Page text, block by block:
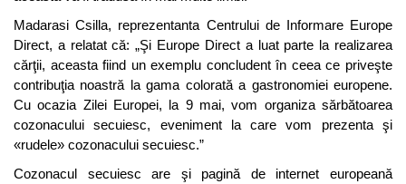
Madarasi Csilla, reprezentanta Centrului de Informare Europe
Direct, a relatat că: „Şi Europe Direct a luat parte la realizarea
cărţii, aceasta fiind un exemplu concludent în ceea ce priveşte
contribuţia noastră la gama colorată a gastronomiei europene.
Cu ocazia Zilei Europei, la 9 mai, vom organiza sărbătoarea
cozonacului secuiesc, eveniment la care vom prezenta şi
«rudele» cozonacului secuiesc.”
Cozonacul secuiesc are şi pagină de internet europeană